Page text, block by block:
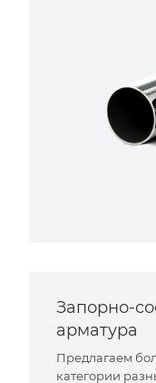
Запорно-
арматура
Предлагаем
категории